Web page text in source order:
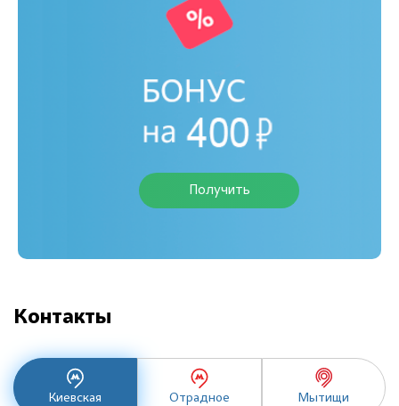
Получить
Контакты
Киевская Отрадное Мытищи